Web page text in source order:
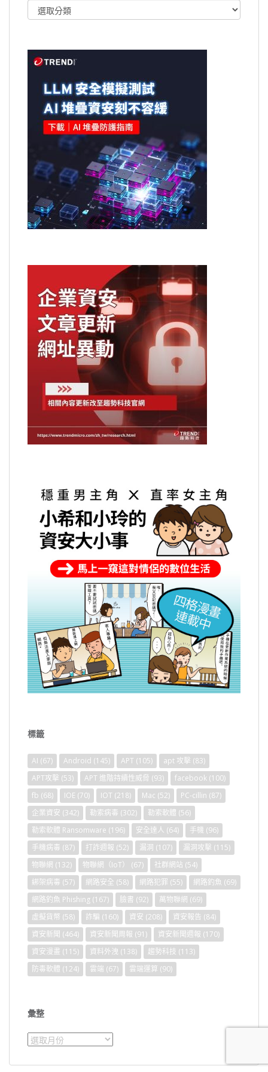
章
別
標籤
AI (67) Android (145) APT (105) apt 攻擊 (83)
APT攻擊 (53) APT 進階持續性威脅 (93) facebook (100)
fb (68) IOE (70) IOT (218) Mac (52) PC-cillin (87)
企業資安 (342) 勒索病毒 (302) 勒索軟體 (56)
勒索軟體 Ransomware (196) 安全達人 (64) 手機 (96)
手機病毒 (87) 打詐週報 (52) 漏洞 (107) 漏洞攻擊 (115)
物聯網 (132) 物聯網（IoT） (67) 社群網站 (54)
綁架病毒 (57) 網路安全 (58) 網路犯罪 (55) 網路釣魚 (69)
網路釣魚 Phishing (167) 臉書 (92) 萬物聯網 (69)
虛擬貨幣 (58) 詐騙 (160) 資安 (208) 資安報告 (84)
資安新聞 (464) 資安新聞周報 (91) 資安新聞週報 (170)
資安漫畫 (115) 資料外洩 (138) 趨勢科技 (113)
防毒軟體 (124) 雲端 (67) 雲端運算 (90)
彙整
彙